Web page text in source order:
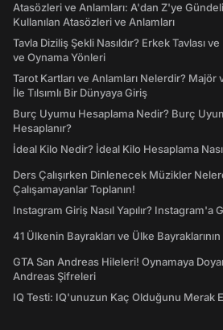
Atasözleri ve Anlamları: A'dan Z'ye
Kullanılan Atasözleri ve Anlamları
Tavla Diziliş Şekli Nasıldır? Erkek Tavlası
ve Oynama Yönleri
Tarot Kartları ve Anlamları Nelerdir?
İle Tılsımlı Bir Dünyaya Giriş
Burç Uyumu Hesaplama Nedir? Burç
Hesaplanır?
İdeal Kilo Nedir? İdeal Kilo Hesaplama Nasıl
Ders Çalışırken Dinlenecek Müzikler
Çalışamayanlar Toplanın!
Instagram Giriş Nasıl Yapılır? Instagram'a
41 Ülkenin Bayrakları ve Ülke Bayraklarının
GTA San Andreas Hileleri! Oynamaya
Andreas Şifreleri
IQ Testi: IQ'unuzun Kaç Olduğunu Merak